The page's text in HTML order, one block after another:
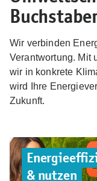
Wir verbinden
Verantwortung. Mit
wir in konkrete
wird Ihre
Zukunft.
& nutzen